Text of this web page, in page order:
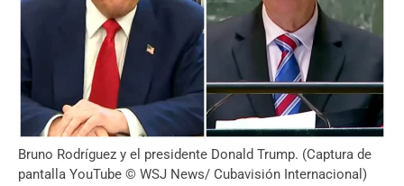
Bruno Rodríguez y el presidente Donald Trump. (Captura de
pantalla YouTube © WSJ News/ Cubavisión Internacional)